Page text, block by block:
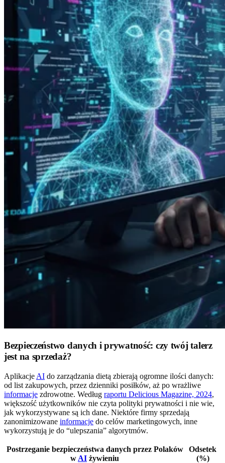
Bezpieczeństwo danych i prywatność: czy twój talerz
jest na sprzedaż?
Aplikacje AI do zarządzania dietą zbierają ogromne ilości danych:
od list zakupowych, przez dzienniki posiłków, aż po wrażliwe
informacje zdrowotne. Według raportu Delicious Magazine, 2024,
większość użytkowników nie czyta polityki prywatności i nie wie,
jak wykorzystywane są ich dane. Niektóre firmy sprzedają
zanonimizowane informacje do celów marketingowych, inne
wykorzystują je do “ulepszania” algorytmów.
Postrzeganie bezpieczeństwa danych przez Polaków
w AI żywieniu
Odsetek
(%)